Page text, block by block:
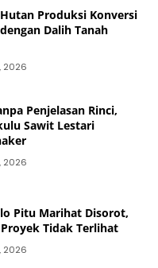
Produksi Konversi
Dalih Tanah
2026
Penjelasan Rinci,
Sawit Lestari
2026
Pitu Marihat Disorot,
Tidak Terlihat
2026